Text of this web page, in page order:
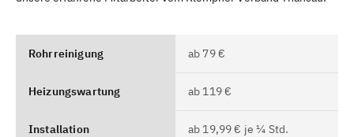
Rohrreinigung ab 79 €
Heizungswartung ab 119 €
Installation ab 19,99 € je ¼ Std.